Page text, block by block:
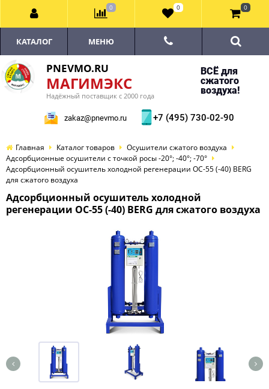
PNEVMO.RU
МАГИМЭКС
Надёжный поставщик с 2000 года
ВСЁ для
сжатого
воздуха!
zakaz@pnevmo.ru +7 (495) 730-02-90
КАТАЛОГ МЕНЮ
Главная Каталог товаров
Осушители сжатого воздуха
Адсорбционные осушители с точкой росы -20°; -40°; -70°
Адсорбционный осушитель холодной регенерации ОС-55 (-40) BERG
для сжатого воздуха
Адсорбционный осушитель холодной
регенерации ОС-55 (-40) BERG для сжатого воздуха
0 0 0